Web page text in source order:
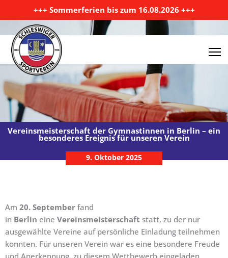
+++ Sommerferien bis zum 16.08.2026 +++
Zum Inhalt springen
Vereinsmeisterschaft der Gymnastinnen in Berlin – ein
besonderes Ereignis für unseren Verein
9. Oktober 2025
Am 20. September fand
in Berlin eine Vereinsmeisterschaft statt, zu der nur
ausgewählte Vereine auf persönliche Einladung teilnehmen
konnten. Für unseren Verein war es eine besondere Freude
und Anerkennung, zu diesem Wettbewerb eingeladen